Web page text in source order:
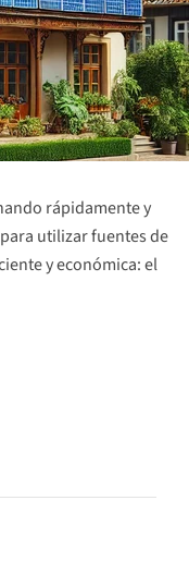
rápidamente y
utilizar fuentes de
y económica: el